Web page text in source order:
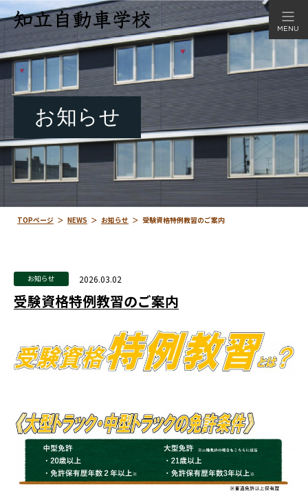
MENU
お知らせ
TOPページ ＞ NEWS ＞ お知らせ ＞ 受験資格特例教習のご案内
お知らせ 2026.03.02
受験資格特例教習のご案内